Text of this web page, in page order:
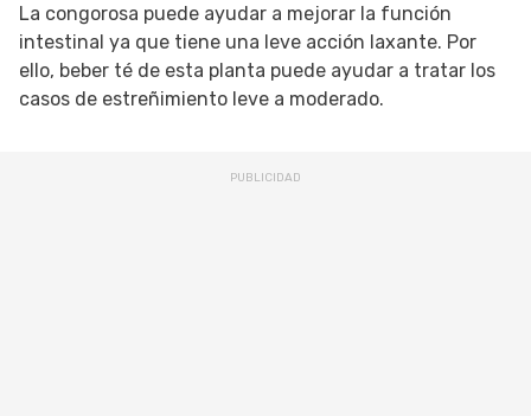
La congorosa puede ayudar a mejorar la función
intestinal ya que tiene una leve acción laxante. Por
ello, beber té de esta planta puede ayudar a tratar los
casos de estreñimiento leve a moderado.